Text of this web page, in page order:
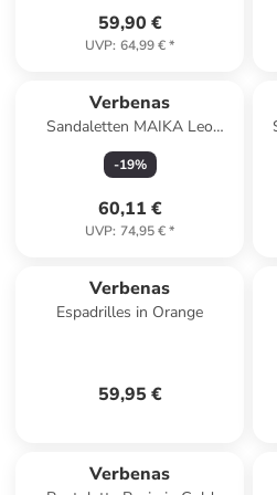
59,90 €
UVP: 64,99 €*
Verbenas
Sandaletten MAIKA Leo
Serraje in bunt
-19%
60,11 €
UVP: 74,95 €*
Verbenas
Espadrilles in Orange
59,95 €
Verbenas